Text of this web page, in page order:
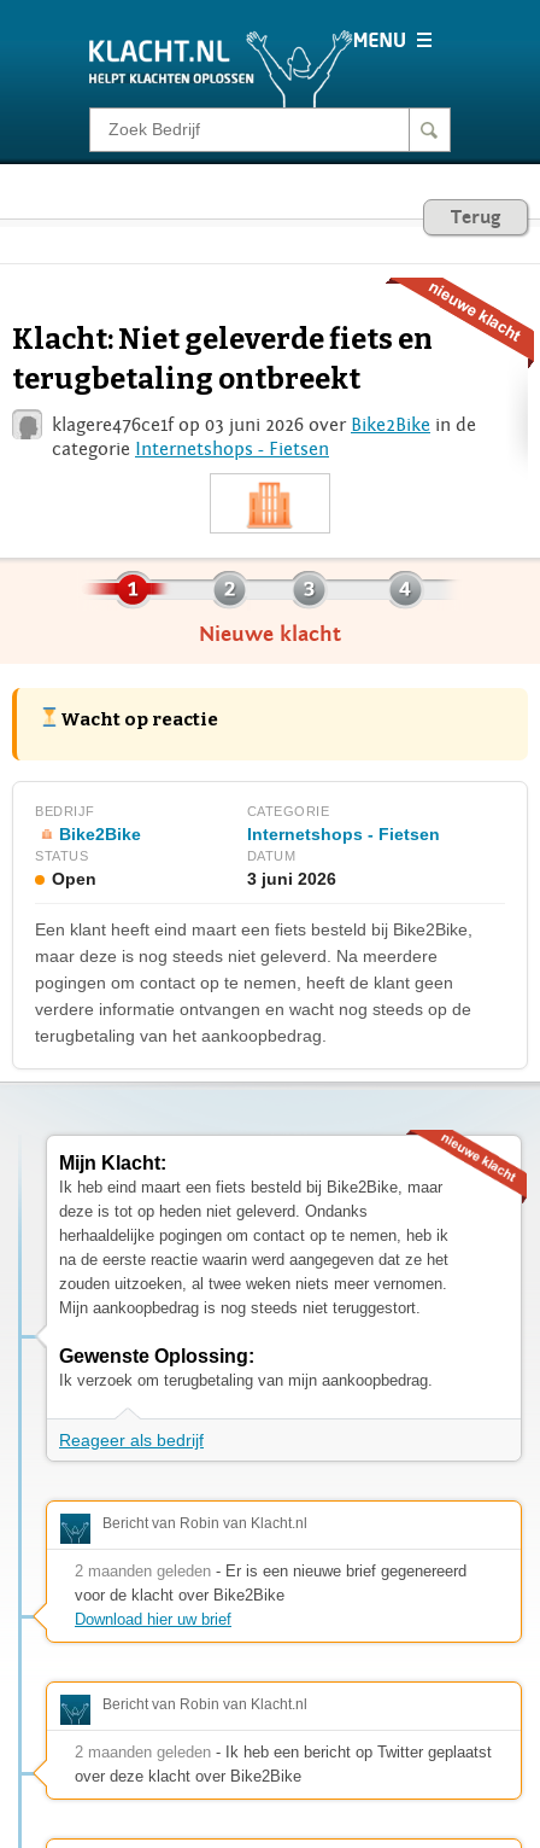
Klacht melden
Consumentenrecht
Voor Bedrijven
Login
Terug
Klacht: Niet geleverde fiets en
terugbetaling ontbreekt
klagere476ce1f op 03 juni 2026 over Bike2Bike in de
categorie Internetshops - Fietsen
Nieuwe klacht
Wacht op reactie
BEDRIJF
Bike2Bike
CATEGORIE
Internetshops - Fietsen
STATUS
Open
DATUM
3 juni 2026
Een klant heeft eind maart een fiets besteld bij Bike2Bike,
maar deze is nog steeds niet geleverd. Na meerdere
pogingen om contact op te nemen, heeft de klant geen
verdere informatie ontvangen en wacht nog steeds op de
terugbetaling van het aankoopbedrag.
Mijn Klacht:
Ik heb eind maart een fiets besteld bij Bike2Bike, maar
deze is tot op heden niet geleverd. Ondanks
herhaaldelijke pogingen om contact op te nemen, heb ik
na de eerste reactie waarin werd aangegeven dat ze het
zouden uitzoeken, al twee weken niets meer vernomen.
Mijn aankoopbedrag is nog steeds niet teruggestort.
Gewenste Oplossing:
Ik verzoek om terugbetaling van mijn aankoopbedrag.
Reageer als bedrijf
Bericht van Robin van Klacht.nl
2 maanden geleden - Er is een nieuwe brief gegenereerd
voor de klacht over Bike2Bike
Download hier uw brief
Bericht van Robin van Klacht.nl
2 maanden geleden - Ik heb een bericht op Twitter geplaatst
over deze klacht over Bike2Bike